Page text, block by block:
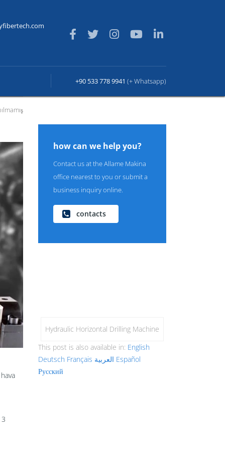
+90 533 778 9941 (+ Whatsapp)
how can we help you?
Contact us at the Allame Makina
office nearest to you or submit a
business inquiry online.
contacts
Hydraulic Horizontal Drilling Machine
This post is also available in: English
Deutsch Français العربية Español
Русский